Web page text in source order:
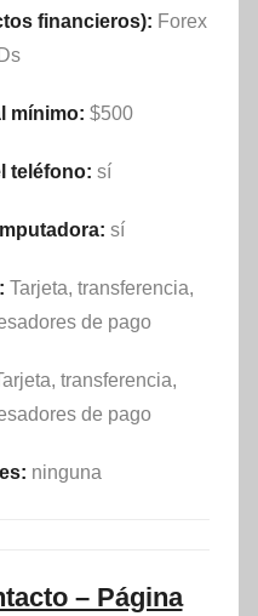
financieros): Forex
mínimo: $500
teléfono: sí
sí
Tarjeta, transferencia,
de pago
transferencia,
de pago
ninguna
– Página